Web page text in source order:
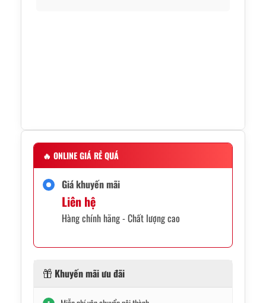
🔥 ONLINE GIÁ RẺ QUÁ
Giá khuyến mãi
Liên hệ
Hàng chính hãng - Chất lượng cao
Khuyến mãi ưu đãi